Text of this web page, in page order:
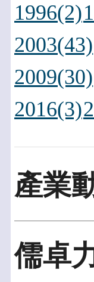
1996(2)
2003(43)
2009(30)
2016(3)
產業
儒卓